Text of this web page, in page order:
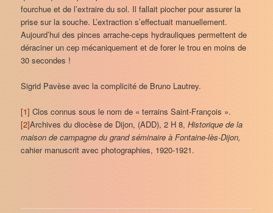
fourchue et de l’extraire du sol. Il fallait piocher pour assurer la
prise sur la souche. L’extraction s’effectuait manuellement.
Aujourd’hui des pinces arrache-ceps hydrauliques permettent de
déraciner un cep mécaniquement et de forer le trou en moins de
30 secondes !
Sigrid Pavèse avec la complicité de Bruno Lautrey.
[1] Clos connus sous le nom de « terrains Saint-François ».
[2]Archives du diocèse de Dijon, (ADD), 2 H 8,Historique de la
maison de campagne du grand séminaire à Fontaine-lès-Dijon,
cahier manuscrit avec photographies, 1920-1921.